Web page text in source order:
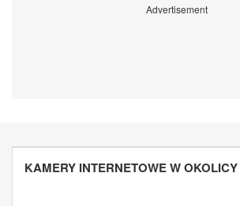
Advertisement
KAMERY INTERNETOWE W OKOLICY